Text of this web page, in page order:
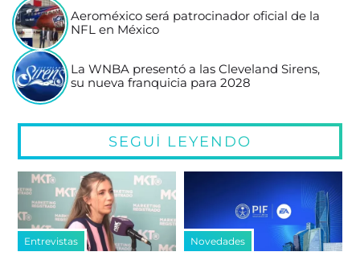
Aeroméxico será patrocinador oficial de la
NFL en México
La WNBA presentó a las Cleveland Sirens,
su nueva franquicia para 2028
SEGUÍ LEYENDO
Entrevistas Novedades